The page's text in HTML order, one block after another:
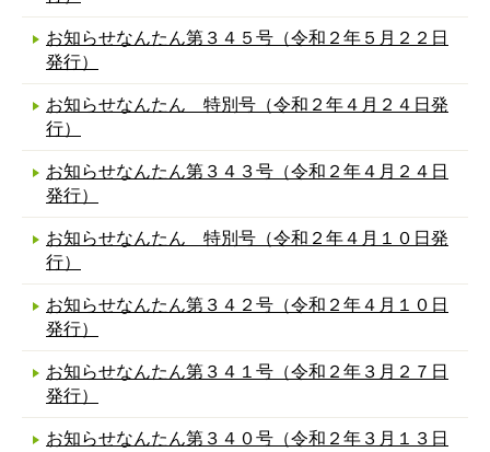
お知らせなんたん第３４５号（令和２年５月２２日
発行）
お知らせなんたん 特別号（令和２年４月２４日発
行）
お知らせなんたん第３４３号（令和２年４月２４日
発行）
お知らせなんたん 特別号（令和２年４月１０日発
行）
お知らせなんたん第３４２号（令和２年４月１０日
発行）
お知らせなんたん第３４１号（令和２年３月２７日
発行）
お知らせなんたん第３４０号（令和２年３月１３日